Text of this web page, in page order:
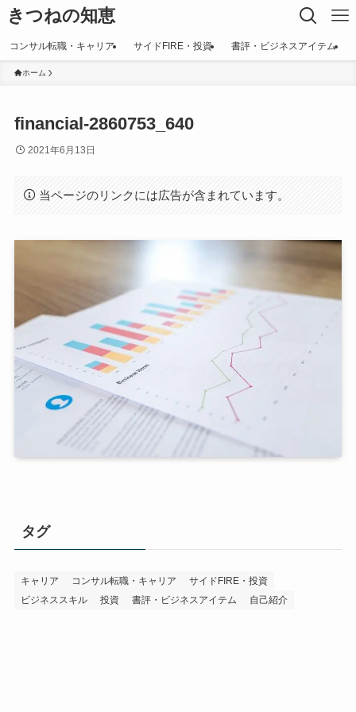
きつねの知恵
コンサル転職・キャリア サイドFIRE・投資 書評・ビジネスアイテム
ホーム
financial-2860753_640
2021年6月13日
当ページのリンクには広告が含まれています。
タグ
キャリア コンサル転職・キャリア
サイドFIRE・投資
ビジネススキル
投資 書評・ビジネスアイテム 自己紹介